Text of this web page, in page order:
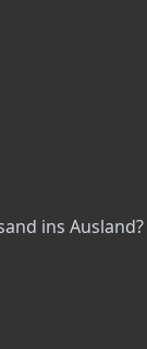
ins Ausland?